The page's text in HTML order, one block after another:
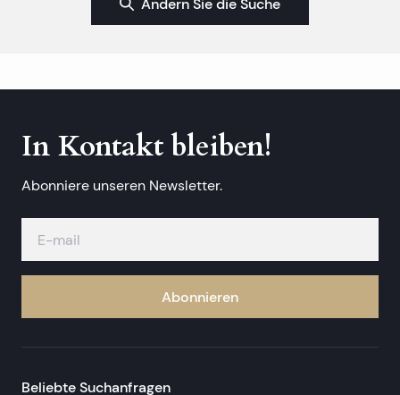
Ändern Sie die Suche
In Kontakt bleiben!
Abonniere unseren Newsletter.
Abonnieren
Beliebte Suchanfragen